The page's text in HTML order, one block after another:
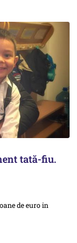
tată-fiu.